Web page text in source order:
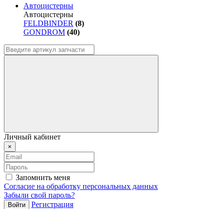
Автоцистерны
Автоцистерны
FELDBINDER (8)
GONDROM (40)
Личный кабинет
×
Запомнить меня
Согласие на обработку персональных данных
Забыли свой пароль?
Регистрация